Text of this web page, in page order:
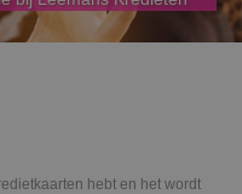
hebt en het wordt